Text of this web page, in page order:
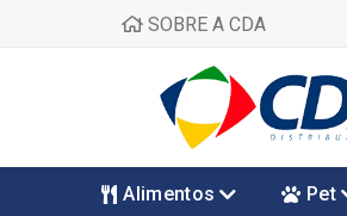
SOBRE A CDA
Alimentos Pet